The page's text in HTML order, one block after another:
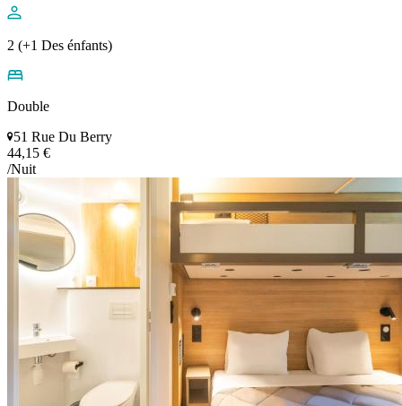
2 (+1 Des énfants)
Double
51 Rue Du Berry
44,15 €
/Nuit